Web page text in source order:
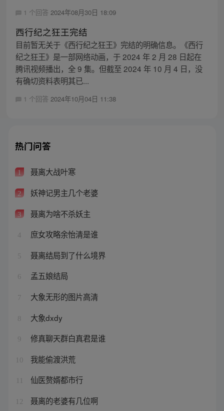
1 个回答 2024年08月30日 18:09
西行纪之狂王完结
目前暂无关于《西行纪之狂王》完结的明确信息。《西行
纪之狂王》是一部网络动画，于 2024 年 2 月 28 日起在
腾讯视频播出，全 9 集。但截至 2024 年 10 月 4 日，没
有确切资料表明其已...
1 个回答 2024年10月04日 11:38
热门问答
1 聂离大战叶寒
2 妖神记男主几个老婆
3 聂离为啥不杀妖主
4 庶女攻略余怡清是谁
5 聂离结局到了什么境界
6 孟五娘结局
7 大象无形的图片高清
8 大象dxdy
9 修真聊天群白真君是谁
10 我能偷渡洪荒
仙医赘婿都市行
12 聂离的老婆有几位啊